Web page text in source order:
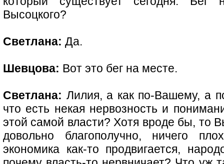
Высоцкого?
Светлана: Да.
Шевцова: Вот это бег на месте.
Светлана: Лилия, а как по-Вашему, а
что есть некая нервозность и
этой самой власти? Хотя вроде бы, то
довольно благополучно, ничего
экономика как-то продвигается,